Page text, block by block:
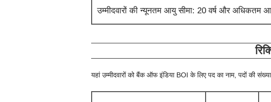
उम्मीदवारों की न्यूनतम आयु सीमा: 20वर्ष और अधिकतम आयु
यहां उम्मीदवारों कोबैंक ऑफ इंडिया BOI के लिए पद का नाम, पदों की